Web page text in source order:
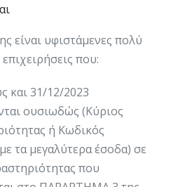
είναι υφιστάμενες πολύ
που:
και 31/12/2023
ουσιωδώς (Κύριος
ή Κωδικός
τα μεγαλύτερα έσοδα) σε
που